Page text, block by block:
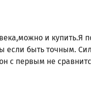
и купить.Я
если быть точным.
с первым не